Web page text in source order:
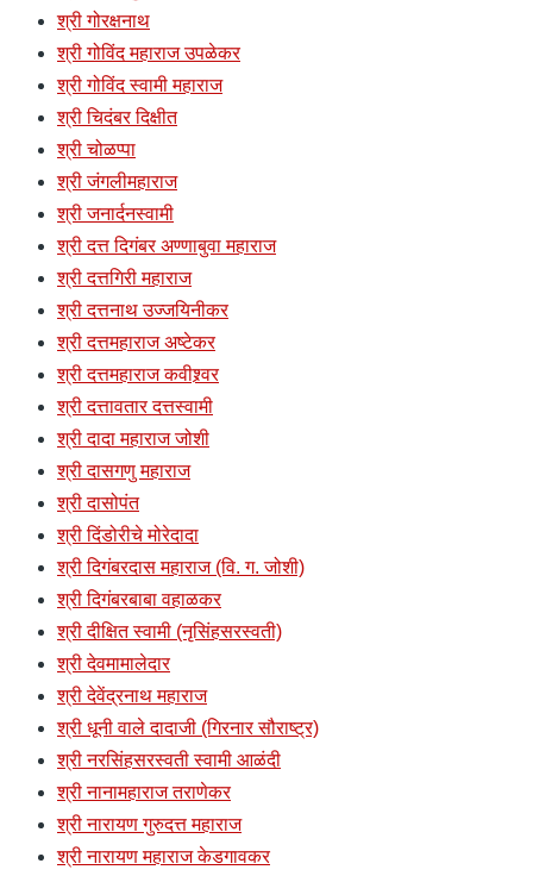
श्री गोरक्षनाथ
श्री गोविंद महाराज उपळेकर
श्री गोविंद स्वामी महाराज
श्री चिदंबर दिक्षीत
श्री चोळप्पा
श्री जंगलीमहाराज
श्री जनार्दनस्वामी
श्री दत्त दिगंबर अण्णाबुवा महाराज
श्री दत्तगिरी महाराज
श्री दत्तनाथ उज्जयिनीकर
श्री दत्तमहाराज अष्टेकर
श्री दत्तमहाराज कवीश्र्वर
श्री दत्तावतार दत्तस्वामी
श्री दादा महाराज जोशी
श्री दासगणु महाराज
श्री दासोपंत
श्री दिंडोरीचे मोरेदादा
श्री दिगंबरदास महाराज (वि. ग. जोशी)
श्री दिगंबरबाबा वहाळकर
श्री दीक्षित स्वामी (नृसिंहसरस्वती)
श्री देवमामालेदार
श्री देवेंद्रनाथ महाराज
श्री धूनी वाले दादाजी (गिरनार सौराष्ट्र)
श्री नरसिंहसरस्वती स्वामी आळंदी
श्री नानामहाराज तराणेकर
श्री नारायण गुरुदत्त महाराज
श्री नारायण महाराज केडगावकर